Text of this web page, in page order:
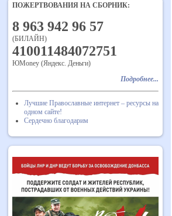
ПОЖЕРТВОВАНИЯ НА СБОРНИК:
8 963 942 96 57
(БИЛАЙН)
410011484072751
ЮMoney (Яндекс. Деньги)
Подробнее...
Лучшие Православные интернет – ресурсы на
одном сайте!
Сердечно благодарим